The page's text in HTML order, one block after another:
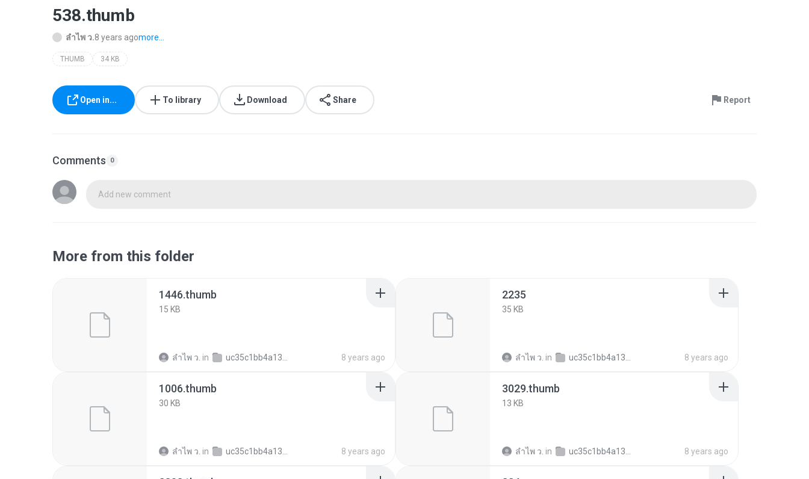
538.thumb
ลําไพ ว.8 years agomore...
THUMB 34 KB
Open in... To library Download Share Report
Comments 0
Add new comment
More from this folder
1446.thumb
15 KB
ลําไพ ว. in uc35c1bb4a1304fb5a08f6921344c03d7 8 years ago
2235
35 KB
ลําไพ ว. in uc35c1bb4a1304fb5a08f6921344c03d7 8 years ago
1006.thumb
30 KB
ลําไพ ว. in uc35c1bb4a1304fb5a08f6921344c03d7 8 years ago
3029.thumb
13 KB
ลําไพ ว. in uc35c1bb4a1304fb5a08f6921344c03d7 8 years ago